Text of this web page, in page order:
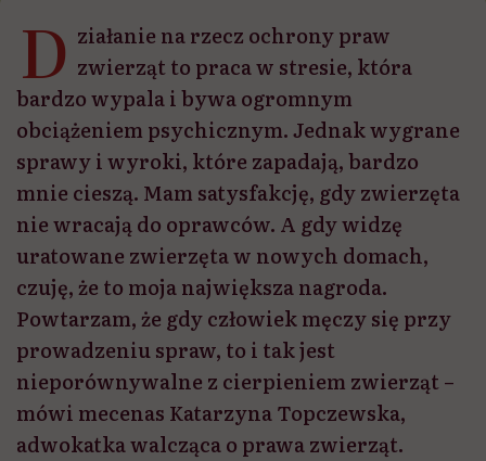
D ziałanie na rzecz ochrony praw
zwierząt to praca w stresie, która
bardzo wypala i bywa ogromnym
obciążeniem psychicznym. Jednak wygrane
sprawy i wyroki, które zapadają, bardzo
mnie cieszą. Mam satysfakcję, gdy zwierzęta
nie wracają do oprawców. A gdy widzę
uratowane zwierzęta w nowych domach,
czuję, że to moja największa nagroda.
Powtarzam, że gdy człowiek męczy się przy
prowadzeniu spraw, to i tak jest
nieporównywalne z cierpieniem zwierząt –
mówi mecenas Katarzyna Topczewska,
adwokatka walcząca o prawa zwierząt.